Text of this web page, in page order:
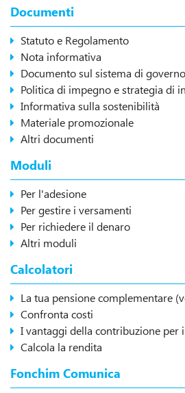
Documenti
Statuto e Regolamento
Nota informativa
Documento sul sistema di governo
Politica di impegno e strategia di
Informativa sulla sostenibilità
Materiale promozionale
Altri documenti
Moduli
Per l'adesione
Per gestire i versamenti
Per richiedere il denaro
Altri moduli
Calcolatori
La tua pensione complementare
Confronta costi
I vantaggi della contribuzione per
Calcola la rendita
Fonchim Comunica